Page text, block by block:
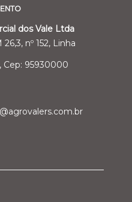
dos Vale Ltda
nº 152, Linha
Cep: 95930000